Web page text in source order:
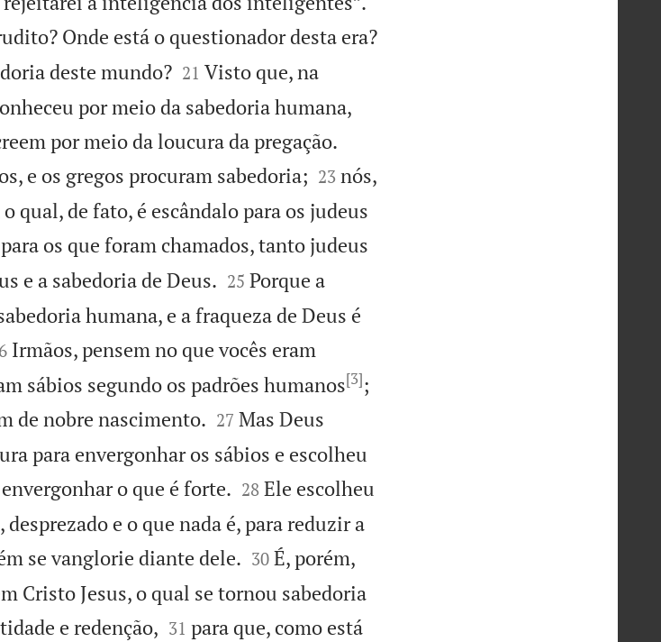
Onde está o questionador desta era?
deste mundo?
21 Visto que, na
por meio da sabedoria humana,
por meio da loucura da pregação.
e os gregos procuram sabedoria;
23 nós,
qual, de fato, é escândalo para os judeus
os que foram chamados, tanto judeus
e a sabedoria de Deus.
25 Porque a
humana, e a fraqueza de Deus é
Irmãos, pensem no que vocês eram
sábios segundo os padrões humanos[3];
de nobre nascimento.
27 Mas Deus
para envergonhar os sábios e escolheu
o que é forte.
28 Ele escolheu
e o que nada é, para reduzir a
se vanglorie diante dele.
30 É, porém,
Cristo Jesus, o qual se tornou sabedoria
e redenção, 

31 para que, como está